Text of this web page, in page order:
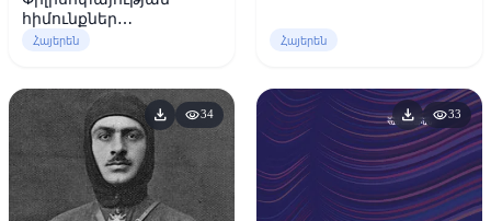
հիմունքներ
(դասախոսություններ)
Հայերեն Հայերեն
download visibility34 download visibility33